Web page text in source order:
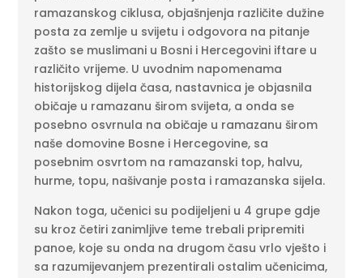
ramazanskog ciklusa, objašnjenja različite dužine
posta za zemlje u svijetu i odgovora na pitanje
zašto se muslimani u Bosni i Hercegovini iftare u
različito vrijeme. U uvodnim napomenama
historijskog dijela časa, nastavnica je objasnila
običaje u ramazanu širom svijeta, a onda se
posebno osvrnula na običaje u ramazanu širom
naše domovine Bosne i Hercegovine, sa
posebnim osvrtom na ramazanski top, halvu,
hurme, topu, našivanje posta i ramazanska sijela.
Nakon toga, učenici su podijeljeni u 4 grupe gdje
su kroz četiri zanimljive teme trebali pripremiti
panoe, koje su onda na drugom času vrlo vješto i
sa razumijevanjem prezentirali ostalim učenicima,